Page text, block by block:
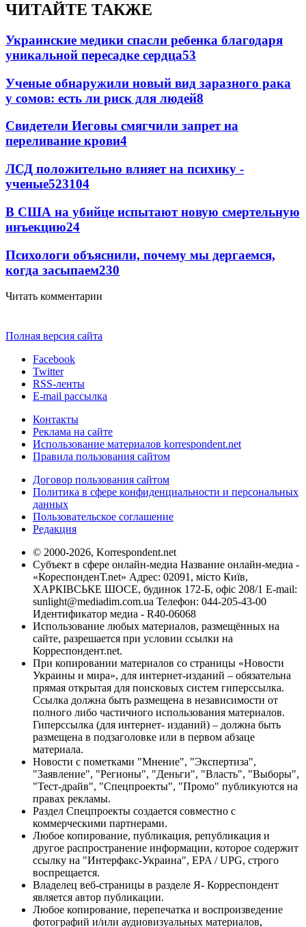
ЧИТАЙТЕ ТАКЖЕ
Украинские медики спасли ребенка благодаря
уникальной пересадке сердца53
Ученые обнаружили новый вид заразного рака
у сомов: есть ли риск для людей8
Свидетели Иеговы смягчили запрет на
переливание крови4
ЛСД положительно влияет на психику -
ученые523104
В США на убийце испытают новую смертельную
инъекцию24
Психологи объяснили, почему мы дергаемся,
когда засыпаем230
Читать комментарии
Полная версия сайта
Facebook
Twitter
RSS-ленты
E-mail рассылка
Контакты
Реклама на сайте
Использование материалов korrespondent.net
Правила пользования сайтом
Договор пользования сайтом
Политика в сфере конфиденциальности и персональных
данных
Пользовательское соглашение
Редакция
© 2000-2026, Korrespondent.net
Субъект в сфере онлайн-медиа Название онлайн-медиа -
«КореспонденТ.net» Адрес: 02091, місто Київ,
ХАРКІВСЬКЕ ШОСЕ, будинок 172-Б, офіс 208/1 E-mail:
sunlight@mediadim.com.ua Телефон: 044-205-43-00
Идентификатор медиа - R40-06068
Использование любых материалов, размещённых на
сайте, разрешается при условии ссылки на
Корреспондент.net.
При копировании материалов со страницы «Новости
Украины и мира», для интернет-изданий – обязательна
прямая открытая для поисковых систем гиперссылка.
Ссылка должна быть размещена в независимости от
полного либо частичного использования материалов.
Гиперссылка (для интернет- изданий) – должна быть
размещена в подзаголовке или в первом абзаце
материала.
Новости с пометками "Мнение", "Экспертиза",
"Заявление", "Регионы", "Деньги", "Власть", "Выборы",
"Тест-драйв", "Спецпроекты", "Промо" публикуются на
правах рекламы.
Раздел Спецпроекты создается совместно с
коммерческими партнерами.
Любое копирование, публикация, републикация и
другое распространение информации, которое содержит
ссылку на "Интерфакс-Украина", EPA / UPG, строго
воспрещается.
Владелец веб-страницы в разделе Я- Корреспондент
является автор публикации.
Любое копирование, перепечатка и воспроизведение
фотографий и/или аудиовизуальных материалов,